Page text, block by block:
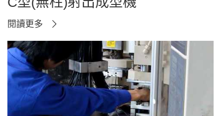
閱讀更多